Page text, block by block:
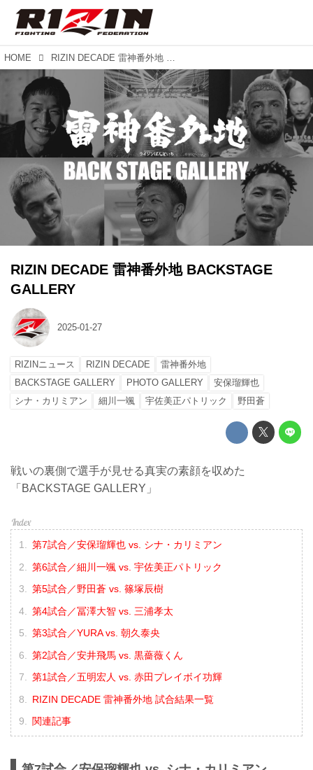
HOME RIZIN DECADE 雷神番外地 BACKSTAGE GALLERY
RIZIN DECADE 雷神番外地 BACKSTAGE
GALLERY
2025-01-27
RIZINニュース RIZIN DECADE
雷神番外地
BACKSTAGE GALLERY
PHOTO GALLERY
安保瑠輝也
シナ・カリミアン
細川一颯 宇佐美正パトリック 野田蒼
戦いの裏側で選手が見せる真実の素顔を収めた
「BACKSTAGE GALLERY」
第7試合／安保瑠輝也 vs. シナ・カリミアン
第6試合／細川一颯 vs. 宇佐美正パトリック
第5試合／野田蒼 vs. 篠塚辰樹
第4試合／冨澤大智 vs. 三浦孝太
第3試合／YURA vs. 朝久泰央
第2試合／安井飛馬 vs. 黒薔薇くん
第1試合／五明宏人 vs. 赤田プレイボイ功輝
RIZIN DECADE 雷神番外地 試合結果一覧
関連記事